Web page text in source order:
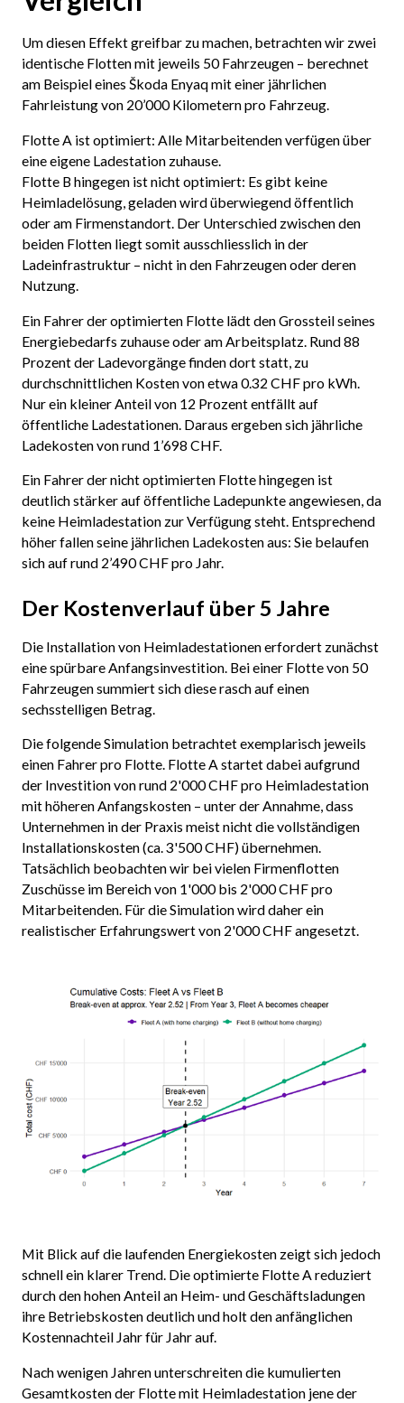
Um diesen Effekt greifbar zu machen, betrachten wir zwei
identische Flotten mit jeweils 50 Fahrzeugen – berechnet
am Beispiel eines Škoda Enyaq mit einer jährlichen
Fahrleistung von 20’000 Kilometern pro Fahrzeug.
Flotte A ist optimiert: Alle Mitarbeitenden verfügen über
eine eigene Ladestation zuhause.
Flotte B hingegen ist nicht optimiert: Es gibt keine
Heimladelösung, geladen wird überwiegend öffentlich
oder am Firmenstandort. Der Unterschied zwischen den
beiden Flotten liegt somit ausschliesslich in der
Ladeinfrastruktur – nicht in den Fahrzeugen oder deren
Nutzung.
Ein Fahrer der optimierten Flotte lädt den Grossteil seines
Energiebedarfs zuhause oder am Arbeitsplatz. Rund 88
Prozent der Ladevorgänge finden dort statt, zu
durchschnittlichen Kosten von etwa 0.32 CHF pro kWh.
Nur ein kleiner Anteil von 12 Prozent entfällt auf
öffentliche Ladestationen. Daraus ergeben sich jährliche
Ladekosten von rund 1’698 CHF.
Ein Fahrer der nicht optimierten Flotte hingegen ist
deutlich stärker auf öffentliche Ladepunkte angewiesen, da
keine Heimladestation zur Verfügung steht. Entsprechend
höher fallen seine jährlichen Ladekosten aus: Sie belaufen
sich auf rund 2’490 CHF pro Jahr.
Der Kostenverlauf über 5 Jahre
Die Installation von Heimladestationen erfordert zunächst
eine spürbare Anfangsinvestition. Bei einer Flotte von 50
Fahrzeugen summiert sich diese rasch auf einen
sechsstelligen Betrag.
Die folgende Simulation betrachtet exemplarisch jeweils
einen Fahrer pro Flotte. Flotte A startet dabei aufgrund
der Investition von rund 2'000 CHF pro Heimladestation
mit höheren Anfangskosten – unter der Annahme, dass
Unternehmen in der Praxis meist nicht die vollständigen
Installationskosten (ca. 3'500 CHF) übernehmen.
Tatsächlich beobachten wir bei vielen Firmenflotten
Zuschüsse im Bereich von 1'000 bis 2'000 CHF pro
Mitarbeitenden. Für die Simulation wird daher ein
realistischer Erfahrungswert von 2'000 CHF angesetzt.
Mit Blick auf die laufenden Energiekosten zeigt sich jedoch
schnell ein klarer Trend. Die optimierte Flotte A reduziert
durch den hohen Anteil an Heim- und Geschäftsladungen
ihre Betriebskosten deutlich und holt den anfänglichen
Kostennachteil Jahr für Jahr auf.
Nach wenigen Jahren unterschreiten die kumulierten
Gesamtkosten der Flotte mit Heimladestation jene der